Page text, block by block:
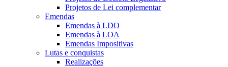
Projetos de Lei complementar
Emendas
Emendas à LDO
Emendas à LOA
Emendas Impositivas
Lutas e conquistas
Realizações